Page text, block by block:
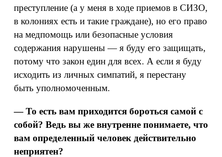
преступление (а у меня в ходе приемов в СИЗО,
в колониях есть и такие граждане), но его право
на медпомощь или безопасные условия
содержания нарушены — я буду его защищать,
потому что закон един для всех. А если я буду
исходить из личных симпатий, я перестану
быть уполномоченным.
— То есть вам приходится бороться самой с
собой? Ведь вы же внутренне понимаете, что
вам определенный человек действительно
неприятен?